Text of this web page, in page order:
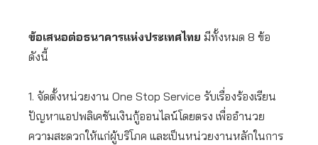
ข้อเสนอต่อธนาคารแห่งประเทศไทย มีทั้งหมด 8 ข้อ
ดังนี้
1. จัดตั้งหน่วยงาน One Stop Service รับเรื่องร้องเรียน
ปัญหาแอปพลิเคชันเงินกู้ออนไลน์โดยตรง เพื่ออำนวย
ความสะดวกให้แก่ผู้บริโภค และเป็นหน่วยงานหลักในการ